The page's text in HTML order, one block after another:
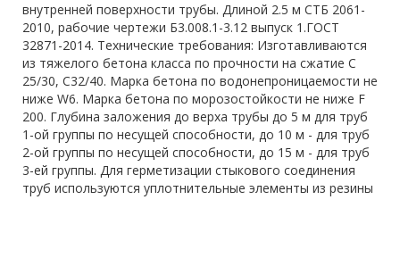
внутренней поверхности трубы. Длиной 2.5 м СТБ 2061-
2010, рабочие чертежи Б3.008.1-3.12 выпуск 1.ГОСТ
32871-2014. Технические требования: Изготавливаются
из тяжелого бетона класса по прочности на сжатие C
25/30, С32/40. Марка бетона по водонепроницаемости не
ниже W6. Марка бетона по морозостойкости не ниже F
200. Глубина заложения до верха трубы до 5 м для труб
1-ой группы по несущей способности, до 10 м - для труб
2-ой группы по несущей способности, до 15 м - для труб
3-ей группы. Для герметизации стыкового соединения
труб используются уплотнительные элементы из резины